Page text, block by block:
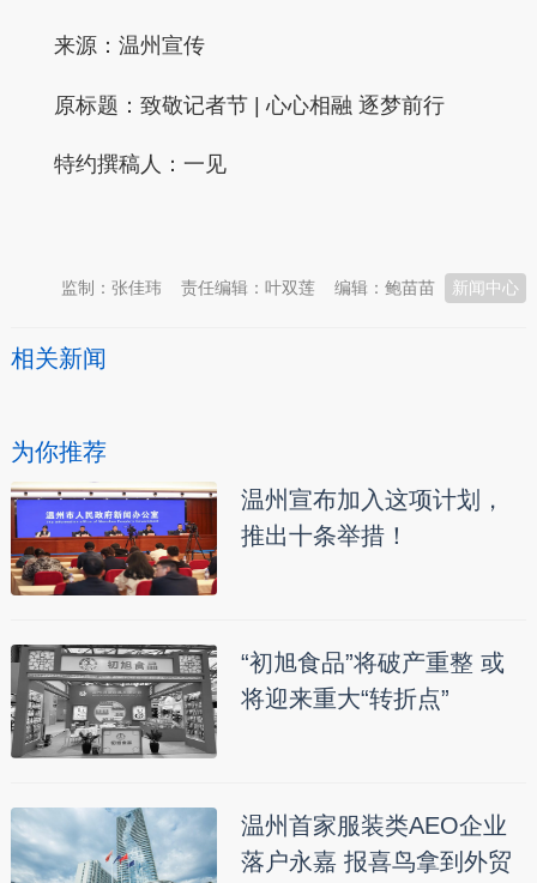
来源：温州宣传
原标题： 致敬记者节 | 心心相融 逐梦前行
特约撰稿人：一见
新闻中心
编辑：鲍苗苗
责任编辑：叶双莲
监制：张佳玮
相关新闻
为你推荐
温州宣布加入这项计划，
推出十条举措！
“初旭食品”将破产重整 或
将迎来重大“转折点”
温州首家服装类AEO企业
落户永嘉 报喜鸟拿到外贸